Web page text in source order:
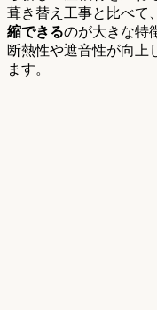
葺き替え工事と比べて、
縮できるのが大きな特
断熱性や遮音性が向上
ます。